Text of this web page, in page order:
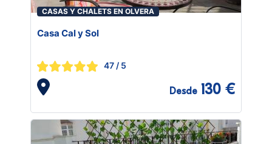
CASAS Y CHALETS EN OLVERA
Casa Cal y Sol
47 / 5
Desde 130 €